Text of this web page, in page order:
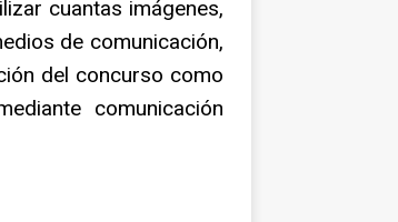
cuantas imágenes,
de comunicación,
del concurso como
comunicación